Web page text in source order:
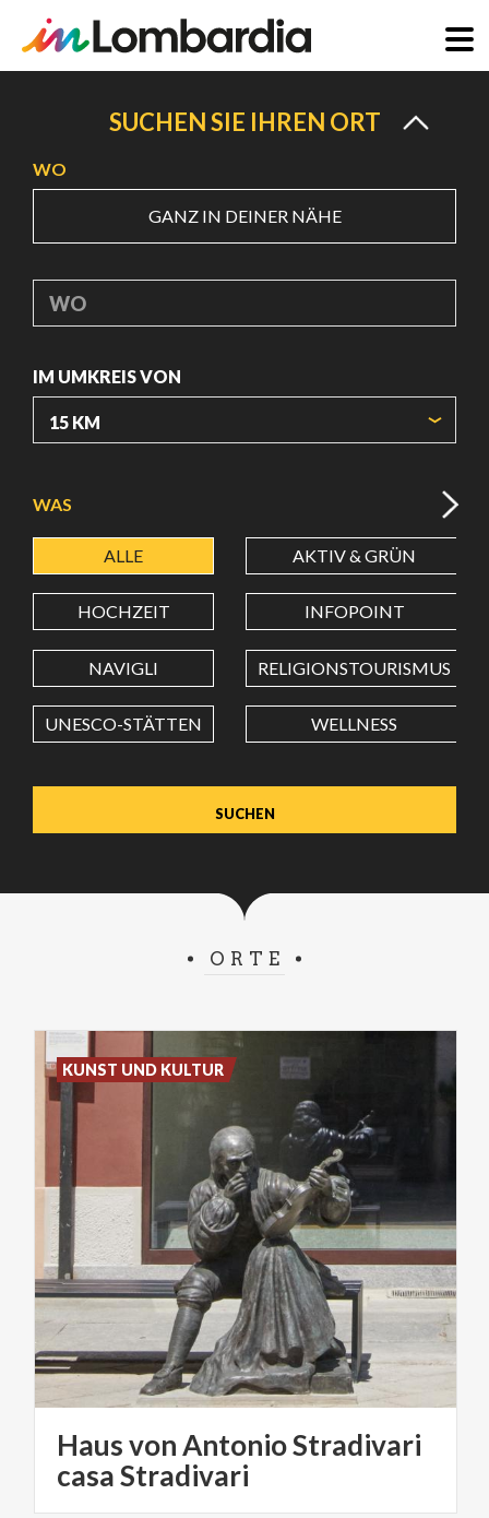
SUCHEN SIE IHREN ORT
WO
GANZ IN DEINER NÄHE
WO
IM UMKREIS VON
BREITENGRAD
LÄNGENGRAD
Wert in Dezimalgrad. Punkt (.) als Dezimalzeichen
WAS
ALLE AKTIV & GRÜN
HOCHZEIT INFOPOINT
NAVIGLI RELIGIONSTOURISMUS
UNESCO-STÄTTEN WELLNESS
ORTE
Haus von Antonio Stradivari
casa Stradivari
KUNST UND KULTUR